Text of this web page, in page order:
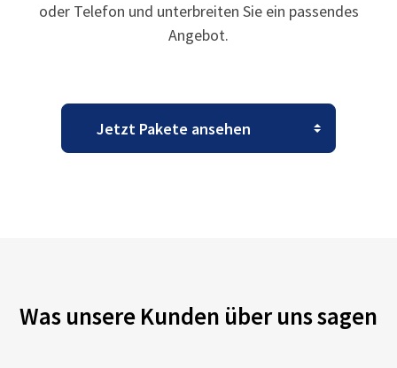
oder Telefon und unterbreiten Sie ein passendes
Angebot.
Was unsere Kunden über uns sagen